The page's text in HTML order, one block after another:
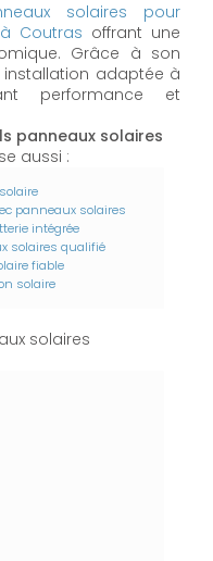
solaires pour
Coutras offrant une
Grâce à son
installation adaptée à
performance et
panneaux solaires
aussi :
panneaux solaires
intégrée
solaires qualifié
fiable
solaire
solaires